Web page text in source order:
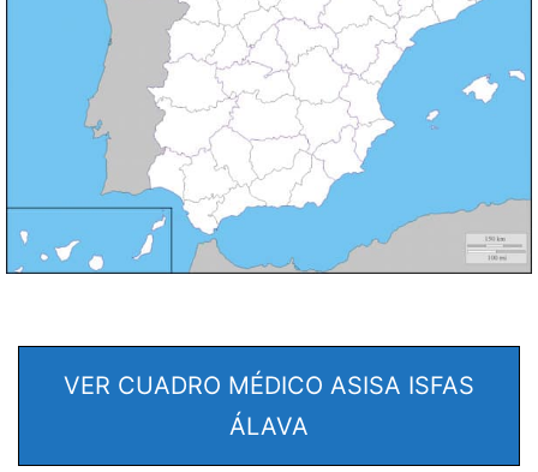
VER CUADRO MÉDICO ASISA ISFAS
ÁLAVA